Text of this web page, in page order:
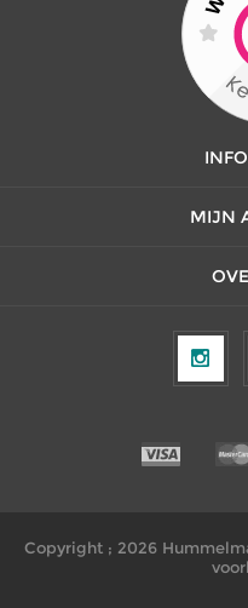
MIJN
Copyright ; 2026